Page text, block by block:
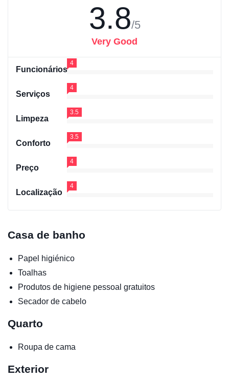
3.8/5
Very Good
Funcionários
4
Serviços
4
Limpeza
3.5
Conforto
3.5
Preço
4
Localização
4
Casa de banho
Papel higiénico
Toalhas
Produtos de higiene pessoal gratuitos
Secador de cabelo
Quarto
Roupa de cama
Exterior